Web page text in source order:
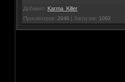
Добавил: Karma_Killer
Просмотров: 2646 | Загрузок: 1002